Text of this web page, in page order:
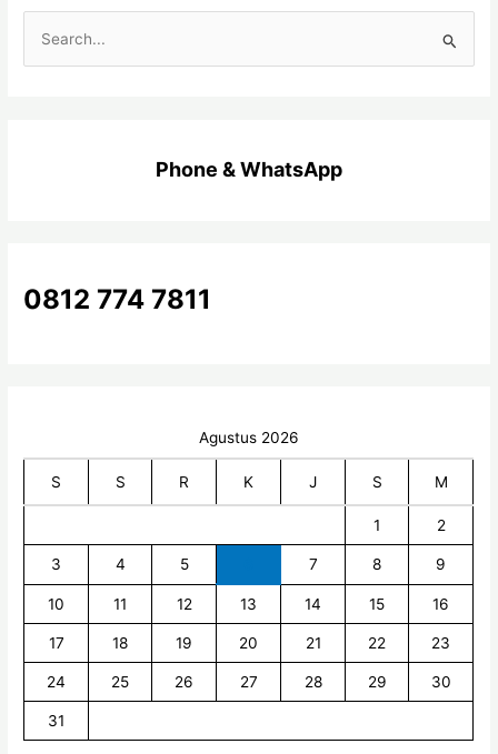
:
Phone & WhatsApp
0812 774 7811
Agustus 2026
S S R K J S M
1 2
3 4 5 7 8 9
10 11 12 13 14 15 16
17 18 19 20 21 22 23
24 25 26 27 28 29 30
31